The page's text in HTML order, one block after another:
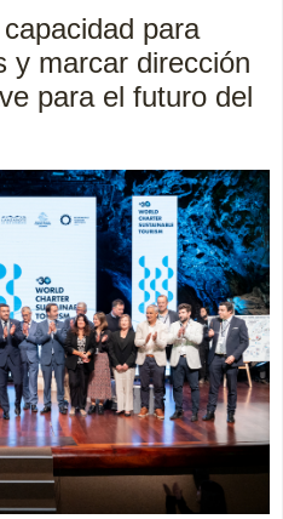
para
y marcar dirección
para el futuro del